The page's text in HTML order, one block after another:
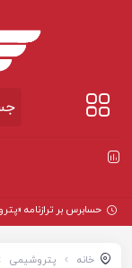
حسابرس بر ترازنامه
خانه پتروشیمی